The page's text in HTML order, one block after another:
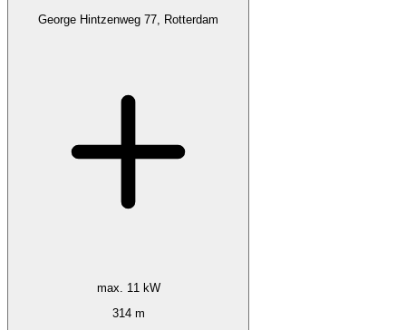
George Hintzenweg 77, Rotterdam
max. 11 kW
314 m